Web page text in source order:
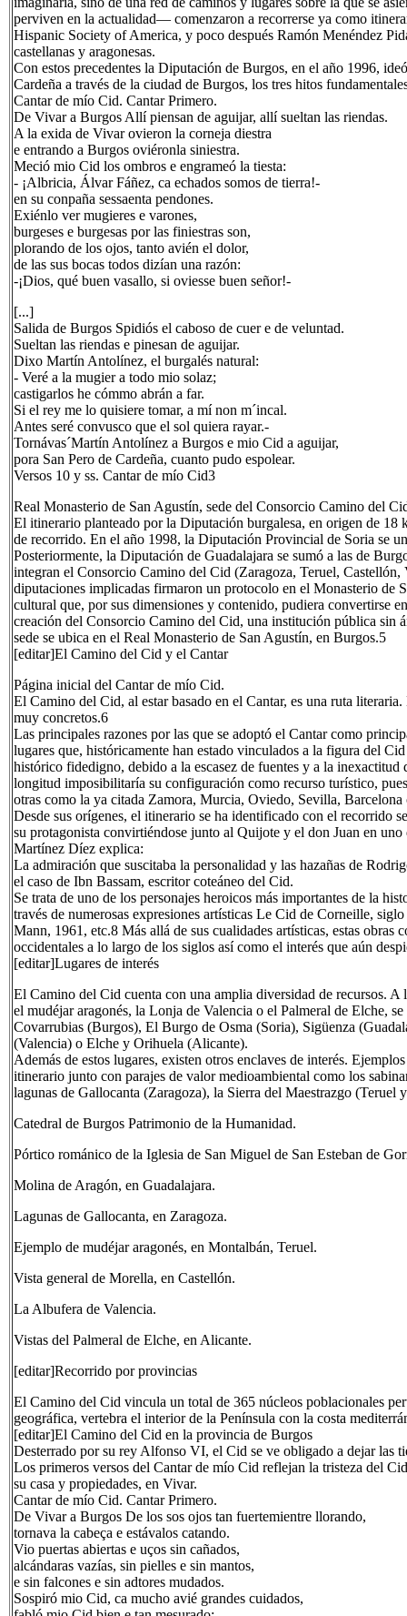
perviven en la actualidad— comenzaron a recorrerse ya como
Hispanic Society of America, y poco después Ramón Menéndez
castellanas y aragonesas.
Con estos precedentes la Diputación de Burgos, en el año 1996,
Cardeña a través de la ciudad de Burgos, los tres hitos
Cantar de mío Cid. Cantar Primero.
De Vivar a Burgos Allí piensan de aguijar, allí sueltan las riendas.
A la exida de Vivar ovieron la corneja diestra
e entrando a Burgos oviéronla siniestra.
Meció mio Cid los ombros e engrameó la tiesta:
- ¡Albricia, Álvar Fáñez, ca echados somos de tierra!-
en su conpaña sessaenta pendones.
Exiénlo ver mugieres e varones,
burgeses e burgesas por las finiestras son,
plorando de los ojos, tanto avién el dolor,
de las sus bocas todos dizían una razón:
-¡Dios, qué buen vasallo, si oviesse buen señor!-
[...]
Salida de Burgos Spidiós el caboso de cuer e de veluntad.
Sueltan las riendas e pinesan de aguijar.
Dixo Martín Antolínez, el burgalés natural:
- Veré a la mugier a todo mio solaz;
castigarlos he cómmo abrán a far.
Si el rey me lo quisiere tomar, a mí non m´incal.
Antes seré convusco que el sol quiera rayar.-
Tornávas´Martín Antolínez a Burgos e mio Cid a aguijar,
pora San Pero de Cardeña, cuanto pudo espolear.
Versos 10 y ss. Cantar de mío Cid3
Real Monasterio de San Agustín, sede del Consorcio Camino del
El itinerario planteado por la Diputación burgalesa, en origen de
de recorrido. En el año 1998, la Diputación Provincial de Soria se
Posteriormente, la Diputación de Guadalajara se sumó a las de
integran el Consorcio Camino del Cid (Zaragoza, Teruel,
diputaciones implicadas firmaron un protocolo en el Monasterio de
cultural que, por sus dimensiones y contenido, pudiera convertirse
creación del Consorcio Camino del Cid, una institución pública sin
sede se ubica en el Real Monasterio de San Agustín, en Burgos.5
[editar]El Camino del Cid y el Cantar
Página inicial del Cantar de mío Cid.
El Camino del Cid, al estar basado en el Cantar, es una ruta
muy concretos.6
Las principales razones por las que se adoptó el Cantar como
lugares que, históricamente han estado vinculados a la figura del
histórico fidedigno, debido a la escasez de fuentes y a la
longitud imposibilitaría su configuración como recurso turístico,
otras como la ya citada Zamora, Murcia, Oviedo, Sevilla,
Desde sus orígenes, el itinerario se ha identificado con el recorrido
su protagonista convirtiéndose junto al Quijote y el don Juan en
Martínez Díez explica:
La admiración que suscitaba la personalidad y las hazañas de
el caso de Ibn Bassam, escritor coteáneo del Cid.
Se trata de uno de los personajes heroicos más importantes de la
través de numerosas expresiones artísticas Le Cid de Corneille,
Mann, 1961, etc.8 Más allá de sus cualidades artísticas, estas
occidentales a lo largo de los siglos así como el interés que aún
[editar]Lugares de interés
El Camino del Cid cuenta con una amplia diversidad de recursos.
el mudéjar aragonés, la Lonja de Valencia o el Palmeral de Elche,
Covarrubias (Burgos), El Burgo de Osma (Soria), Sigüenza
(Valencia) o Elche y Orihuela (Alicante).
Además de estos lugares, existen otros enclaves de interés.
itinerario junto con parajes de valor medioambiental como los
lagunas de Gallocanta (Zaragoza), la Sierra del Maestrazgo
Catedral de Burgos Patrimonio de la Humanidad.
Pórtico románico de la Iglesia de San Miguel de San Esteban de
Molina de Aragón, en Guadalajara.
Lagunas de Gallocanta, en Zaragoza.
Ejemplo de mudéjar aragonés, en Montalbán, Teruel.
Vista general de Morella, en Castellón.
La Albufera de Valencia.
Vistas del Palmeral de Elche, en Alicante.
[editar]Recorrido por provincias
El Camino del Cid vincula un total de 365 núcleos poblacionales
geográfica, vertebra el interior de la Península con la costa
[editar]El Camino del Cid en la provincia de Burgos
Desterrado por su rey Alfonso VI, el Cid se ve obligado a dejar las
Los primeros versos del Cantar de mío Cid reflejan la tristeza del
su casa y propiedades, en Vivar.
Cantar de mío Cid. Cantar Primero.
De Vivar a Burgos De los sos ojos tan fuertemientre llorando,
tornava la cabeça e estávalos catando.
Vio puertas abiertas e uços sin cañados,
alcándaras vazías, sin pielles e sin mantos,
e sin falcones e sin adtores mudados.
Sospiró mio Cid, ca mucho avié grandes cuidados,